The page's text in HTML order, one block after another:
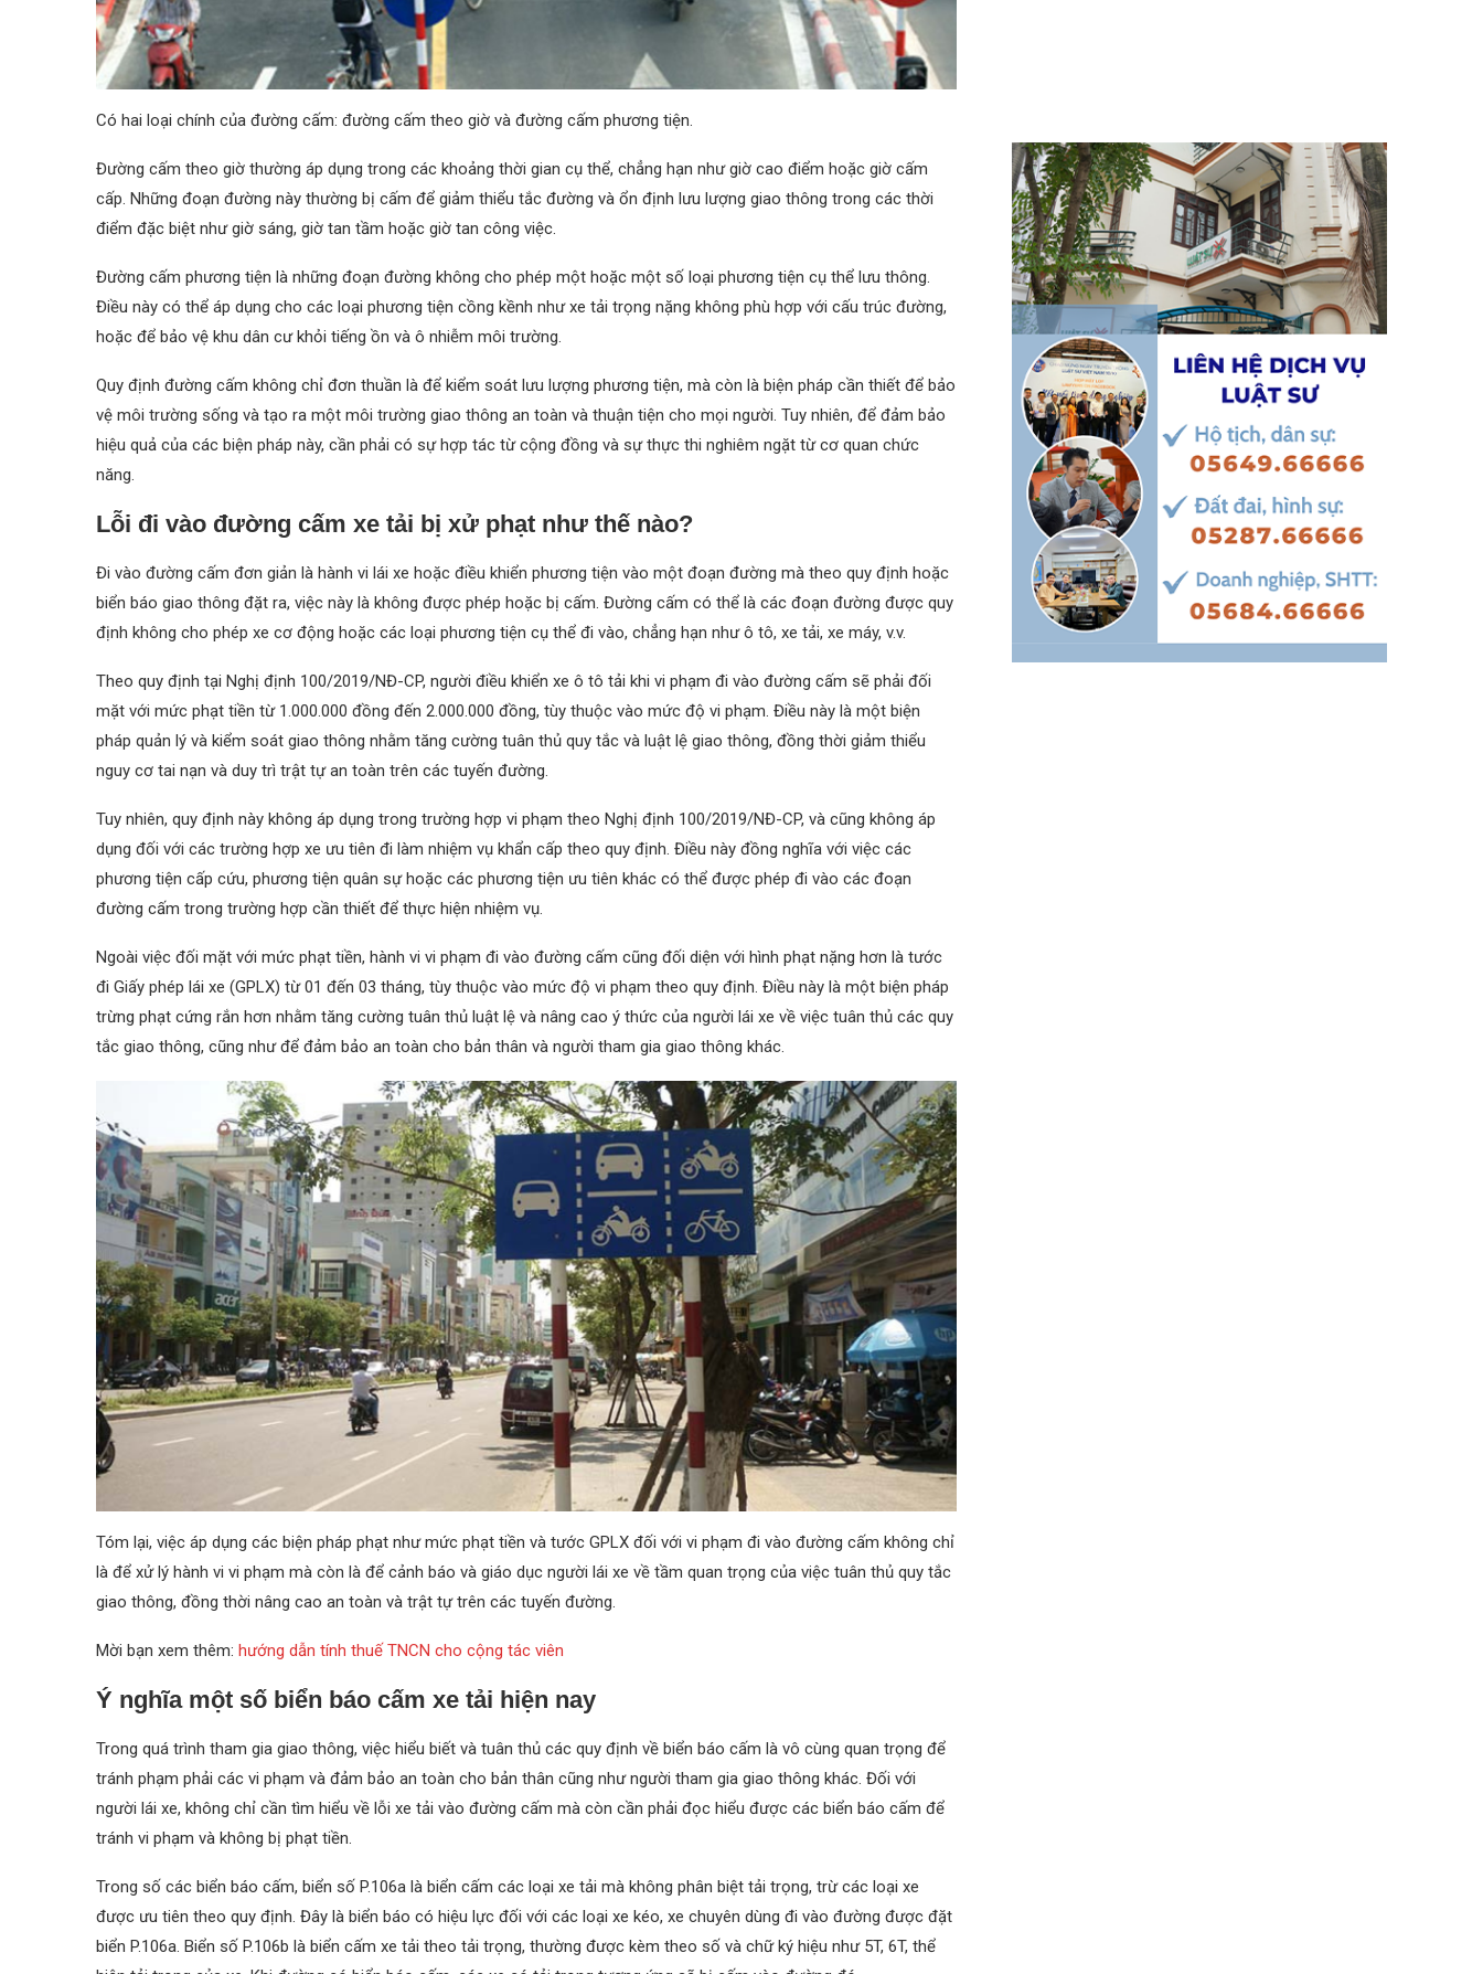
Có hai loại chính của đường cấm: đường cấm theo giờ và đường cấm phương tiện.
Đường cấm theo giờ thường áp dụng trong các khoảng thời gian cụ thể, chẳng hạn như giờ cao điểm hoặc giờ cấm
cấp. Những đoạn đường này thường bị cấm để giảm thiểu tắc đường và ổn định lưu lượng giao thông trong các thời
điểm đặc biệt như giờ sáng, giờ tan tầm hoặc giờ tan công việc.
Đường cấm phương tiện là những đoạn đường không cho phép một hoặc một số loại phương tiện cụ thể lưu thông.
Điều này có thể áp dụng cho các loại phương tiện cồng kềnh như xe tải trọng nặng không phù hợp với cấu trúc đường,
hoặc để bảo vệ khu dân cư khỏi tiếng ồn và ô nhiễm môi trường.
Quy định đường cấm không chỉ đơn thuần là để kiểm soát lưu lượng phương tiện, mà còn là biện pháp cần thiết để bảo
vệ môi trường sống và tạo ra một môi trường giao thông an toàn và thuận tiện cho mọi người. Tuy nhiên, để đảm bảo
hiệu quả của các biện pháp này, cần phải có sự hợp tác từ cộng đồng và sự thực thi nghiêm ngặt từ cơ quan chức
năng.
Lỗi đi vào đường cấm xe tải bị xử phạt như thế nào?
Đi vào đường cấm đơn giản là hành vi lái xe hoặc điều khiển phương tiện vào một đoạn đường mà theo quy định hoặc
biển báo giao thông đặt ra, việc này là không được phép hoặc bị cấm. Đường cấm có thể là các đoạn đường được quy
định không cho phép xe cơ động hoặc các loại phương tiện cụ thể đi vào, chẳng hạn như ô tô, xe tải, xe máy, v.v.
Theo quy định tại Nghị định 100/2019/NĐ-CP, người điều khiển xe ô tô tải khi vi phạm đi vào đường cấm sẽ phải đối
mặt với mức phạt tiền từ 1.000.000 đồng đến 2.000.000 đồng, tùy thuộc vào mức độ vi phạm. Điều này là một biện
pháp quản lý và kiểm soát giao thông nhằm tăng cường tuân thủ quy tắc và luật lệ giao thông, đồng thời giảm thiểu
nguy cơ tai nạn và duy trì trật tự an toàn trên các tuyến đường.
Tuy nhiên, quy định này không áp dụng trong trường hợp vi phạm theo Nghị định 100/2019/NĐ-CP, và cũng không áp
dụng đối với các trường hợp xe ưu tiên đi làm nhiệm vụ khẩn cấp theo quy định. Điều này đồng nghĩa với việc các
phương tiện cấp cứu, phương tiện quân sự hoặc các phương tiện ưu tiên khác có thể được phép đi vào các đoạn
đường cấm trong trường hợp cần thiết để thực hiện nhiệm vụ.
Ngoài việc đối mặt với mức phạt tiền, hành vi vi phạm đi vào đường cấm cũng đối diện với hình phạt nặng hơn là tước
đi Giấy phép lái xe (GPLX) từ 01 đến 03 tháng, tùy thuộc vào mức độ vi phạm theo quy định. Điều này là một biện pháp
trừng phạt cứng rắn hơn nhằm tăng cường tuân thủ luật lệ và nâng cao ý thức của người lái xe về việc tuân thủ các quy
tắc giao thông, cũng như để đảm bảo an toàn cho bản thân và người tham gia giao thông khác.
Tóm lại, việc áp dụng các biện pháp phạt như mức phạt tiền và tước GPLX đối với vi phạm đi vào đường cấm không chỉ
là để xử lý hành vi vi phạm mà còn là để cảnh báo và giáo dục người lái xe về tầm quan trọng của việc tuân thủ quy tắc
giao thông, đồng thời nâng cao an toàn và trật tự trên các tuyến đường.
Mời bạn xem thêm: hướng dẫn tính thuế TNCN cho cộng tác viên
Ý nghĩa một số biển báo cấm xe tải hiện nay
Trong quá trình tham gia giao thông, việc hiểu biết và tuân thủ các quy định về biển báo cấm là vô cùng quan trọng để
tránh phạm phải các vi phạm và đảm bảo an toàn cho bản thân cũng như người tham gia giao thông khác. Đối với
người lái xe, không chỉ cần tìm hiểu về lỗi xe tải vào đường cấm mà còn cần phải đọc hiểu được các biển báo cấm để
tránh vi phạm và không bị phạt tiền.
Trong số các biển báo cấm, biển số P.106a là biển cấm các loại xe tải mà không phân biệt tải trọng, trừ các loại xe
được ưu tiên theo quy định. Đây là biển báo có hiệu lực đối với các loại xe kéo, xe chuyên dùng đi vào đường được đặt
biển P.106a. Biển số P.106b là biển cấm xe tải theo tải trọng, thường được kèm theo số và chữ ký hiệu như 5T, 6T, thể